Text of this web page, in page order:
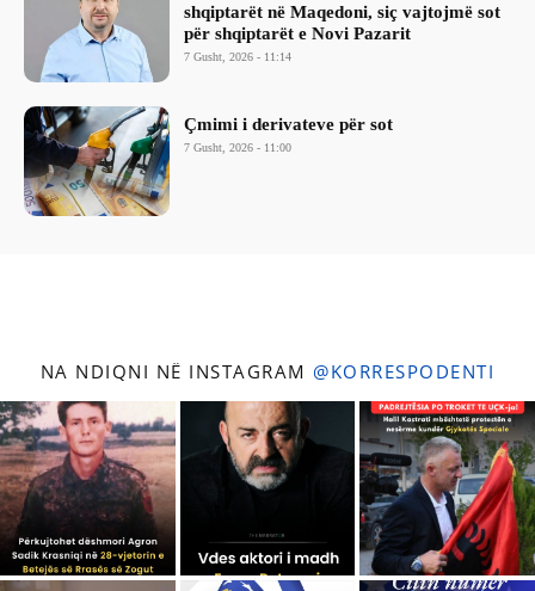
shqiptarët në Maqedoni, siç vajtojmë sot
për shqiptarët e Novi Pazarit
7 Gusht, 2026 - 11:14
Çmimi i derivateve për sot
7 Gusht, 2026 - 11:00
NA NDIQNI NË INSTAGRAM @KORRESPODENTI